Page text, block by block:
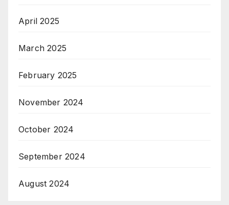
April 2025
March 2025
February 2025
November 2024
October 2024
September 2024
August 2024